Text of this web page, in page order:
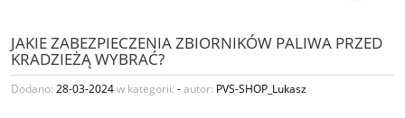
JAKIE ZABEZPIECZENIA ZBIORNIKÓW PALIWA PRZED
KRADZIEŻĄ WYBRAĆ?
Dodano: 28-03-2024w kategorii: -autor: PVS-SHOP_Lukasz